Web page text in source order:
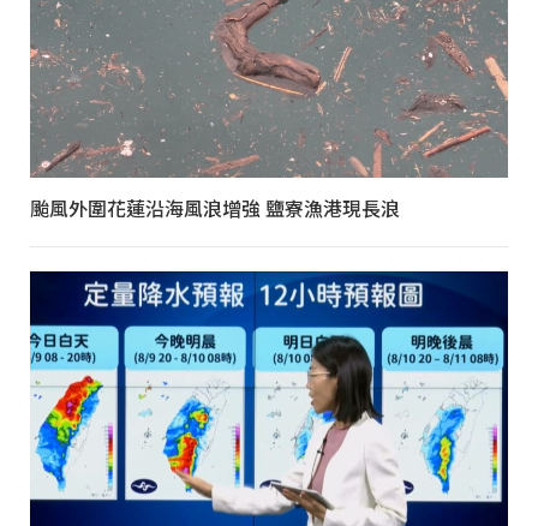
颱風外圍花蓮沿海風浪增強 鹽寮漁港現長浪